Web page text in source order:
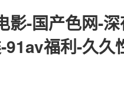
-国产色网-
福利-久